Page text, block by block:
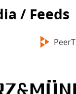
/ Feeds